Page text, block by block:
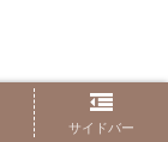
サイドバー